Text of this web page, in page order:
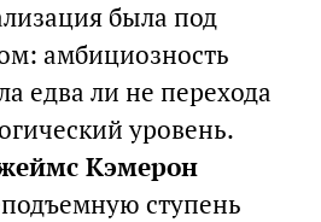
была под
амбициозность
едва ли не перехода
уровень.
Кэмерон
ступень